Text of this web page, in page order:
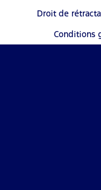
Droit de
Conditions